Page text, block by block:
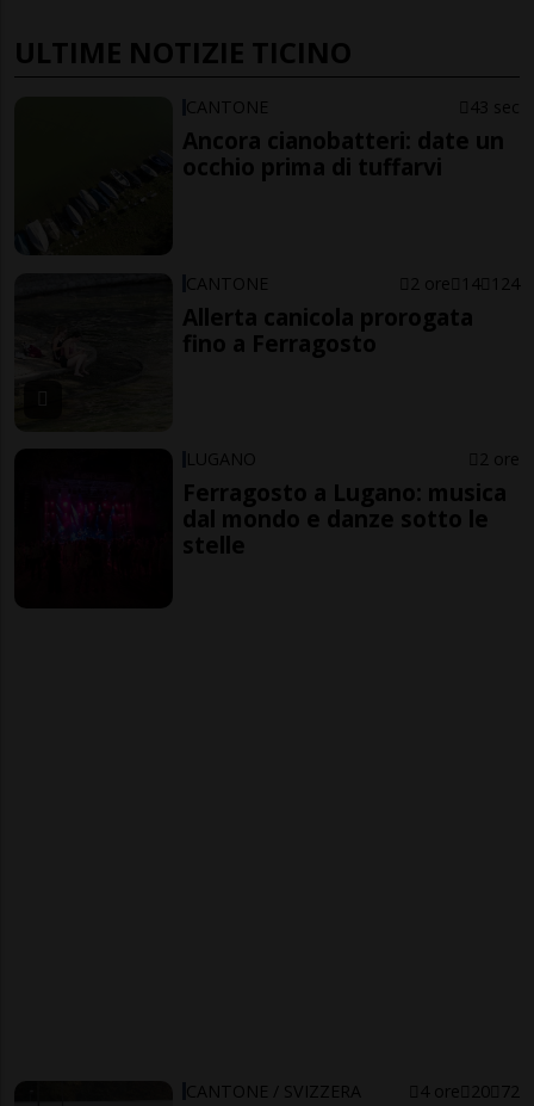
ULTIME NOTIZIE TICINO
CANTONE 43 sec
Ancora cianobatteri: date un
occhio prima di tuffarvi
CANTONE 2 ore 14 124
Allerta canicola prorogata
fino a Ferragosto
LUGANO 2 ore
Ferragosto a Lugano: musica
dal mondo e danze sotto le
stelle
CANTONE / SVIZZERA 4 ore 20 72